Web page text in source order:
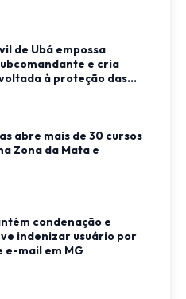
de Ubá empossa
e cria
à proteção das
abre mais de 30 cursos
Zona da Mata e
condenação e
indenizar usuário por
e-mail em MG